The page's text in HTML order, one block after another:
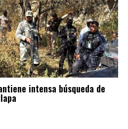
intensa búsqueda de